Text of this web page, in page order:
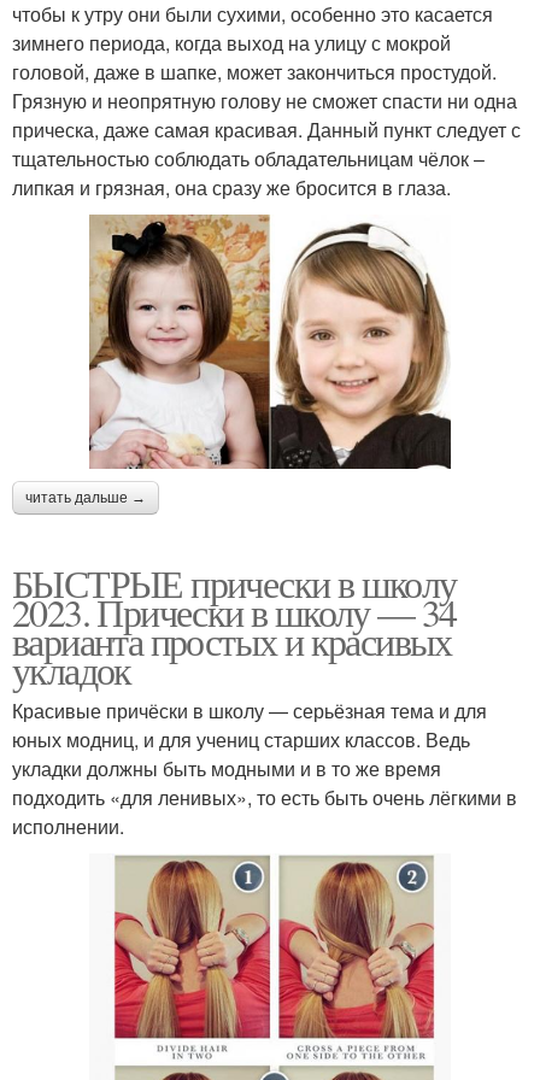
чтобы к утру они были сухими, особенно это касается
зимнего периода, когда выход на улицу с мокрой
головой, даже в шапке, может закончиться простудой.
Грязную и неопрятную голову не сможет спасти ни одна
прическа, даже самая красивая. Данный пункт следует с
тщательностью соблюдать обладательницам чёлок –
липкая и грязная, она сразу же бросится в глаза.
читать дальше →
БЫСТРЫЕ прически в школу
2023. Прически в школу — 34
варианта простых и красивых
укладок
Красивые причёски в школу — серьёзная тема и для
юных модниц, и для учениц старших классов. Ведь
укладки должны быть модными и в то же время
подходить «для ленивых», то есть быть очень лёгкими в
исполнении.